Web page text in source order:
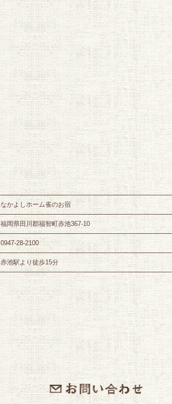
なかよしホーム雀のお宿
福岡県田川郡福智町赤池367-10
0947-28-2100
赤池駅より徒歩15分